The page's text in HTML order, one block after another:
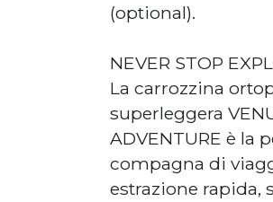
(optional).
NEVER STOP
La carrozzina
superleggera
ADVENTURE è la
compagna di
estrazione rapida,